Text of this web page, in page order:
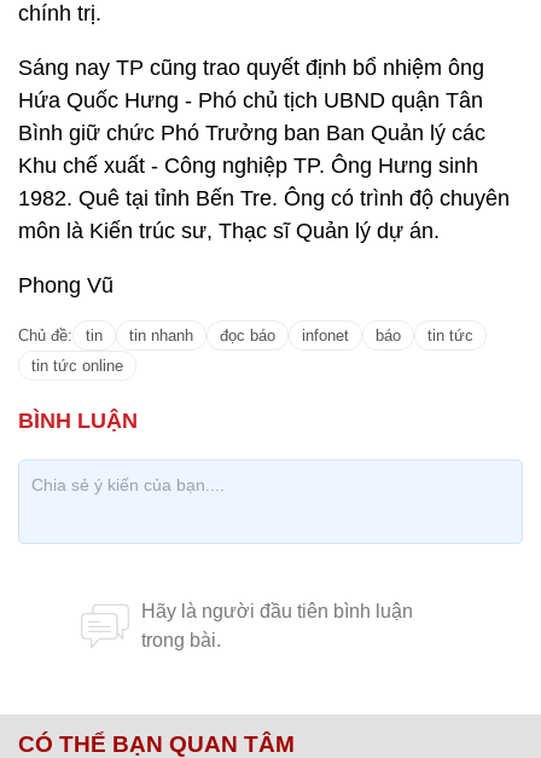
chính trị.
Sáng nay TP cũng trao quyết định bổ nhiệm ông
Hứa Quốc Hưng - Phó chủ tịch UBND quận Tân
Bình giữ chức Phó Trưởng ban Ban Quản lý các
Khu chế xuất - Công nghiệp TP. Ông Hưng sinh
1982. Quê tại tỉnh Bến Tre. Ông có trình độ chuyên
môn là Kiến trúc sư, Thạc sĩ Quản lý dự án.
Phong Vũ
Chủ đề: tin tin nhanh đọc báo infonet báo
tin tức
tin tức online
CÓ THỂ BẠN QUAN TÂM